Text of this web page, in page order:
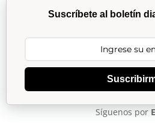
Suscríbete al boletín
Síguenos por